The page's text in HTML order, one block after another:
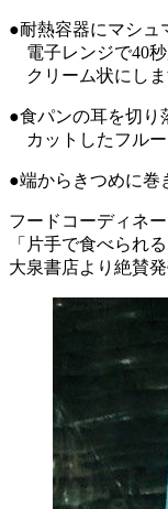
●耐熱容器にマシュ
電子レンジで40
クリーム状にしま
●食パンの耳を切り
カットしたフルー
●端からきつめに巻
フードコーディネ
「片手で食べられ
大泉書店より絶賛発